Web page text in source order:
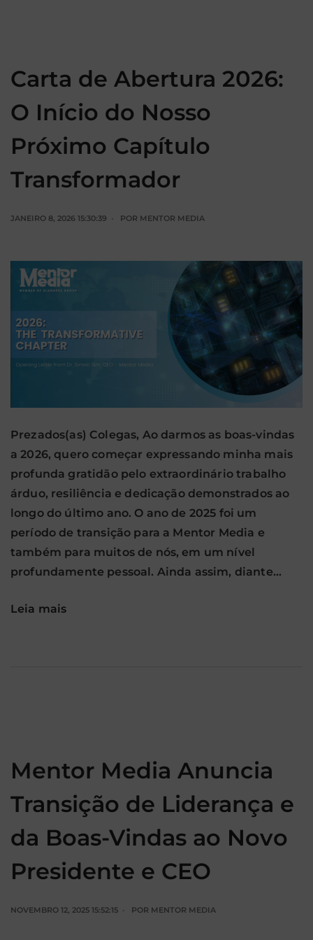
Carta de Abertura 2026:
O Início do Nosso
Próximo Capítulo
Transformador
JANEIRO 8, 2026 15:30:39 POR MENTOR MEDIA
Prezados(as) Colegas, Ao darmos as boas-vindas
a 2026, quero começar expressando minha mais
profunda gratidão pelo extraordinário trabalho
árduo, resiliência e dedicação demonstrados ao
longo do último ano. O ano de 2025 foi um
período de transição para a Mentor Media e
também para muitos de nós, em um nível
profundamente pessoal. Ainda assim, diante…
Leia mais
Mentor Media Anuncia
Transição de Liderança e
da Boas-Vindas ao Novo
Presidente e CEO
NOVEMBRO 12, 2025 15:52:15 POR MENTOR MEDIA